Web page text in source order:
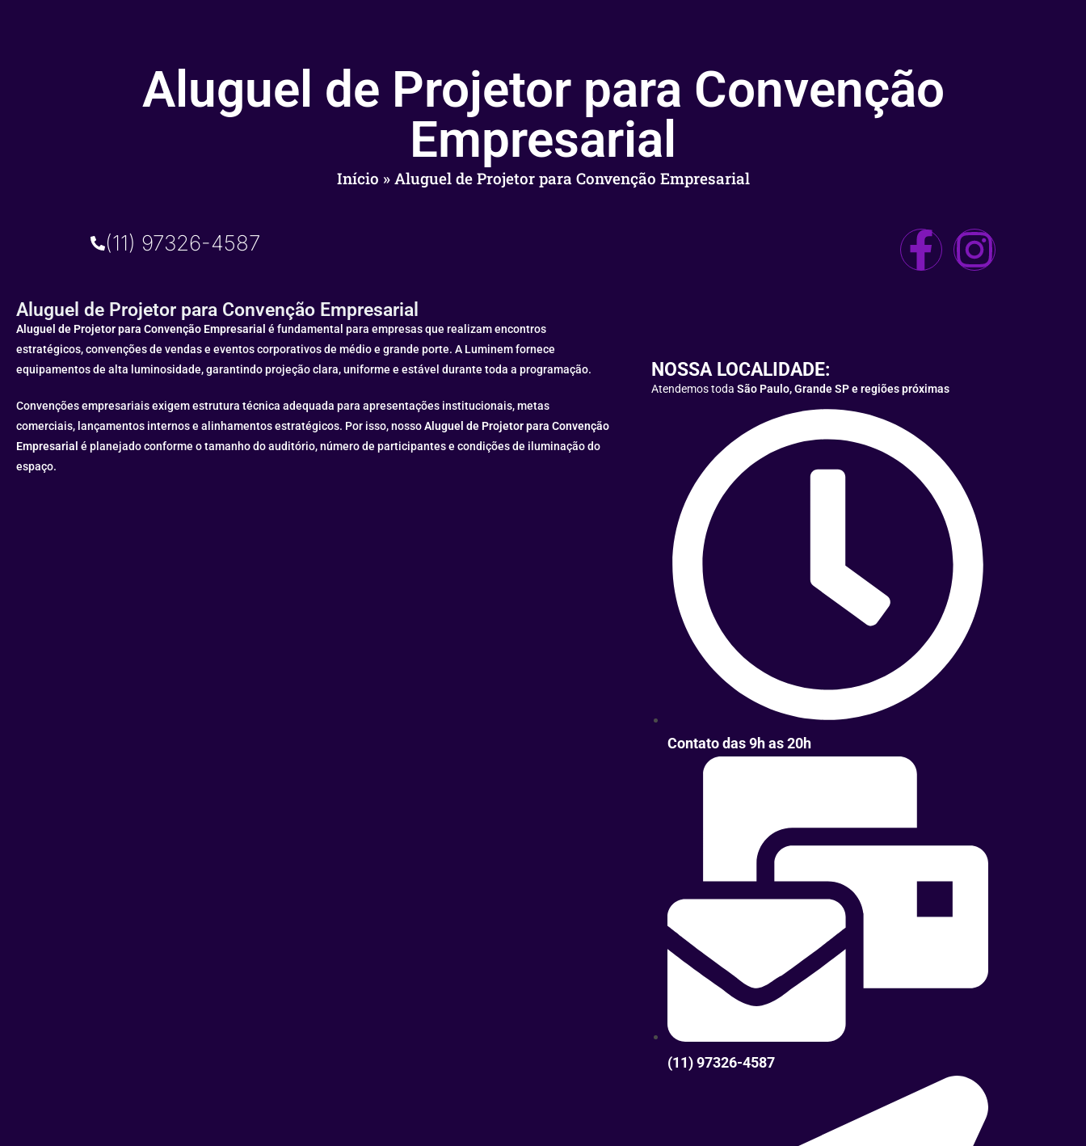
Aluguel de Projetor para Convenção
Empresarial
Início » Aluguel de Projetor para Convenção Empresarial
(11) 97326-4587
Aluguel de Projetor para Convenção Empresarial
Aluguel de Projetor para Convenção Empresarial é fundamental para empresas que realizam encontros
estratégicos, convenções de vendas e eventos corporativos de médio e grande porte. A Luminem fornece
equipamentos de alta luminosidade, garantindo projeção clara, uniforme e estável durante toda a programação.
Convenções empresariais exigem estrutura técnica adequada para apresentações institucionais, metas
comerciais, lançamentos internos e alinhamentos estratégicos. Por isso, nossoAluguel de Projetor para Convenção
Empresarial é planejado conforme o tamanho do auditório, número de participantes e condições de iluminação do
espaço.
NOSSA LOCALIDADE:
Atendemos toda São Paulo, Grande SP e regiões próximas
Contato das 9h as 20h
(11) 97326-4587